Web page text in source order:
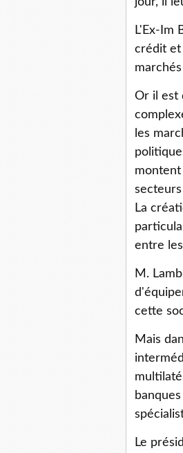
L'Ex-Im
crédit et
Or il est
les
La
entre
M.
cette
Mais
Le